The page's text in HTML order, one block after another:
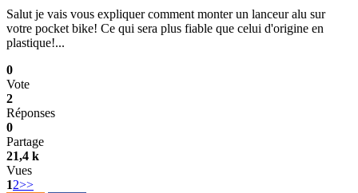
Salut je vais vous expliquer comment monter un lanceur alu sur
votre pocket bike! Ce qui sera plus fiable que celui d'origine en
plastique!...
0
Vote
2
Réponses
0
Partage
21,4 k
Vues
12>>